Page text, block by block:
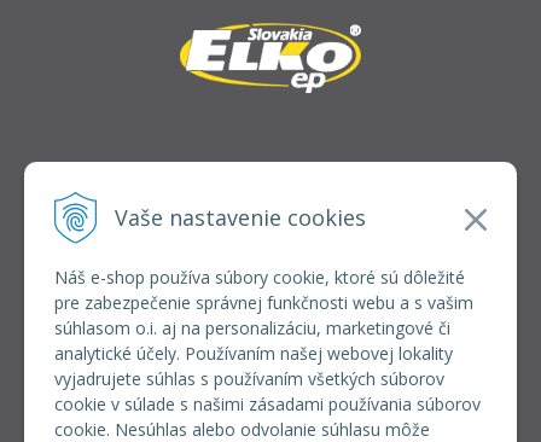
Vaše nastavenie cookies
Náš e-shop používa súbory cookie, ktoré sú dôležité
pre zabezpečenie správnej funkčnosti webu a s vašim
súhlasom o.i. aj na personalizáciu, marketingové či
analytické účely. Používaním našej webovej lokality
vyjadrujete súhlas s používaním všetkých súborov
cookie v súlade s našimi zásadami používania súborov
cookie. Nesúhlas alebo odvolanie súhlasu môže
INFOLINKA
+421 37 6586 731
VŠETKO O NÁKUPE
REGISTRÁCIA VEĽKOOBCHOD
Formulár na odsúpenie od zmluvy
Doprava a platba
Všeobecné obchodné podmienky